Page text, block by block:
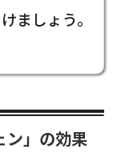
ましょう。
ン」の効果